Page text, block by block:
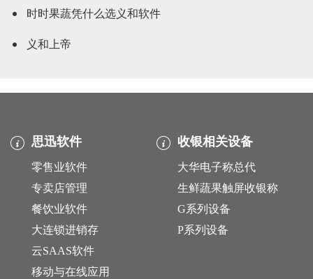
时时果蔬凭什么选义和软件
义和上帝
思迅软件
零售业软件
专卖店管理
餐饮业软件
大连锁进销存
云SAAS软件
移动与在线应用
收银相关设备
大华电子称总代
生鲜蔬果触屏收银称
G系列设备
P系列设备